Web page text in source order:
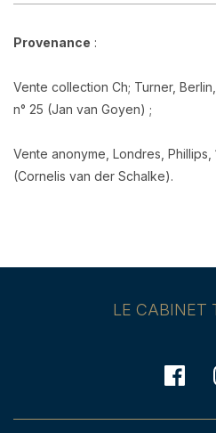
Provenance :
Vente collection Ch; Turner,
n° 25 (Jan van Goyen) ;
Vente anonyme, Londres, Phillips,
(Cornelis van der Schalke).
LE CABINET